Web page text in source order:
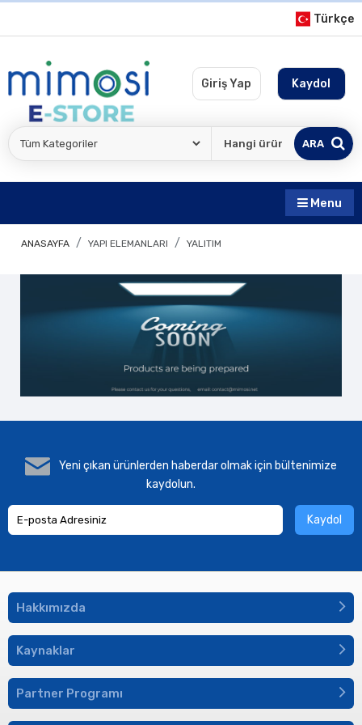
Türkçe
ARA
Giriş Yap Kaydol
Menu
ANASAYFA YAPI ELEMANLARI YALITIM
Yeni çıkan ürünlerden haberdar olmak için bültenimize
kaydolun.
Kaydol
Hakkımızda
Kaynaklar
Partner Programı